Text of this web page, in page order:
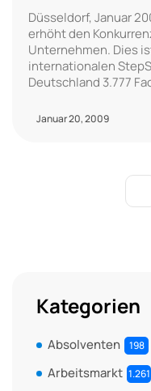
Düsseldorf, Januar
erhöht den
Unternehmen. Dies
internationalen
Deutschland 3.777
Januar 20, 2009
Kategorien
Absolventen 198
Arbeitsmarkt 1.261